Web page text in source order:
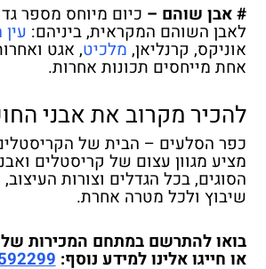
#אבן שוהם – כיום מיוחס מספר
לאבן השוהם המקראית, ביניהם:
אוניקס, קרנליאן, מלכיט, אגט
אחת מייחסים תכונות אחרות.
להכיר מקרוב את אבני
כפר הסלעים – הבית של
מציע מגוון עצום של קריסטלים
הסוגים, בכל הגדלים וצורות
שיבוץ ולכל מטרה אחרת.
בואו להתרשם במתחם המכירות
או חייגו אלינו למידע נוסף: